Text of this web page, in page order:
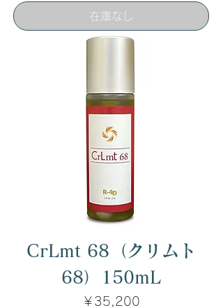
在庫なし
CrLmt 68（クリムト
68）150mL
価格
￥35,200